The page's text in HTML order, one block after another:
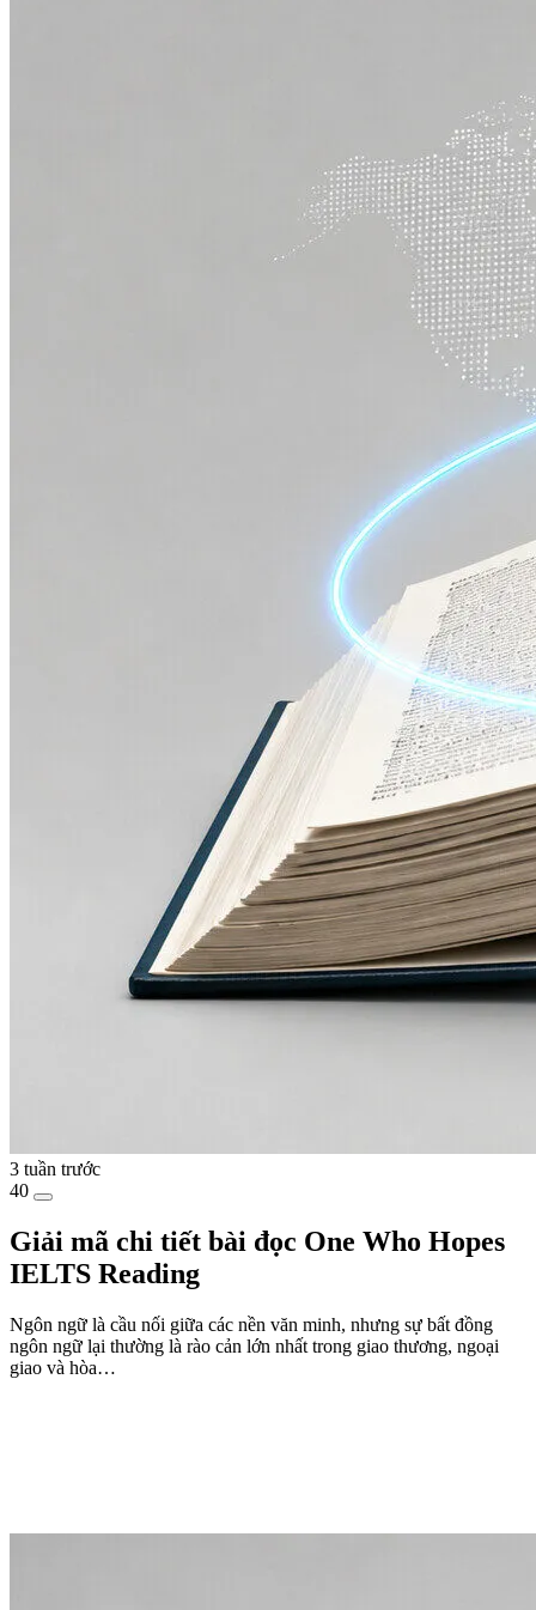
3 tuần trước
40
Giải mã chi tiết bài đọc One Who Hopes
IELTS Reading
Ngôn ngữ là cầu nối giữa các nền văn minh, nhưng sự bất đồng
ngôn ngữ lại thường là rào cản lớn nhất trong giao thương, ngoại
giao và hòa…